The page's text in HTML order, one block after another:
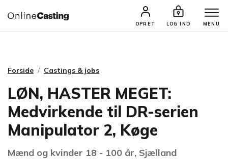
OPRET LOG IND MENU
CASTINGS & JOBS SØG PROFIL
Forside Castings & jobs
LØN, HASTER MEGET:
Medvirkende til DR-serien
Manipulator 2, Køge
Mænd og kvinder 18 - 100 år, Sjælland